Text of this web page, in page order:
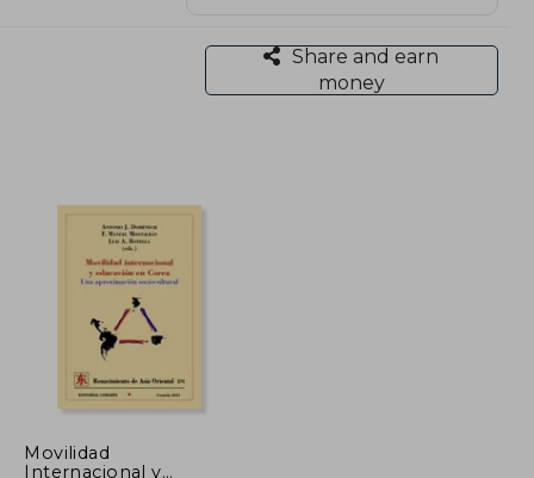
Share and earn
money
Movilidad
Internacional y